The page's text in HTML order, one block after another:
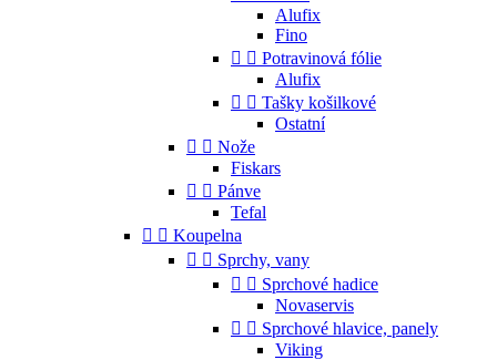
Alufix
Fino
  Potravinová fólie
Alufix
  Tašky košilkové
Ostatní
  Nože
Fiskars
  Pánve
Tefal
  Koupelna
  Sprchy, vany
  Sprchové hadice
Novaservis
  Sprchové hlavice, panely
Viking